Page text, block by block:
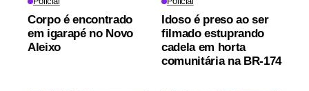
Corpo é encontrado
em igarapé no Novo
Aleixo
Idoso é preso ao ser
filmado estuprando
cadela em horta
comunitária na BR-174